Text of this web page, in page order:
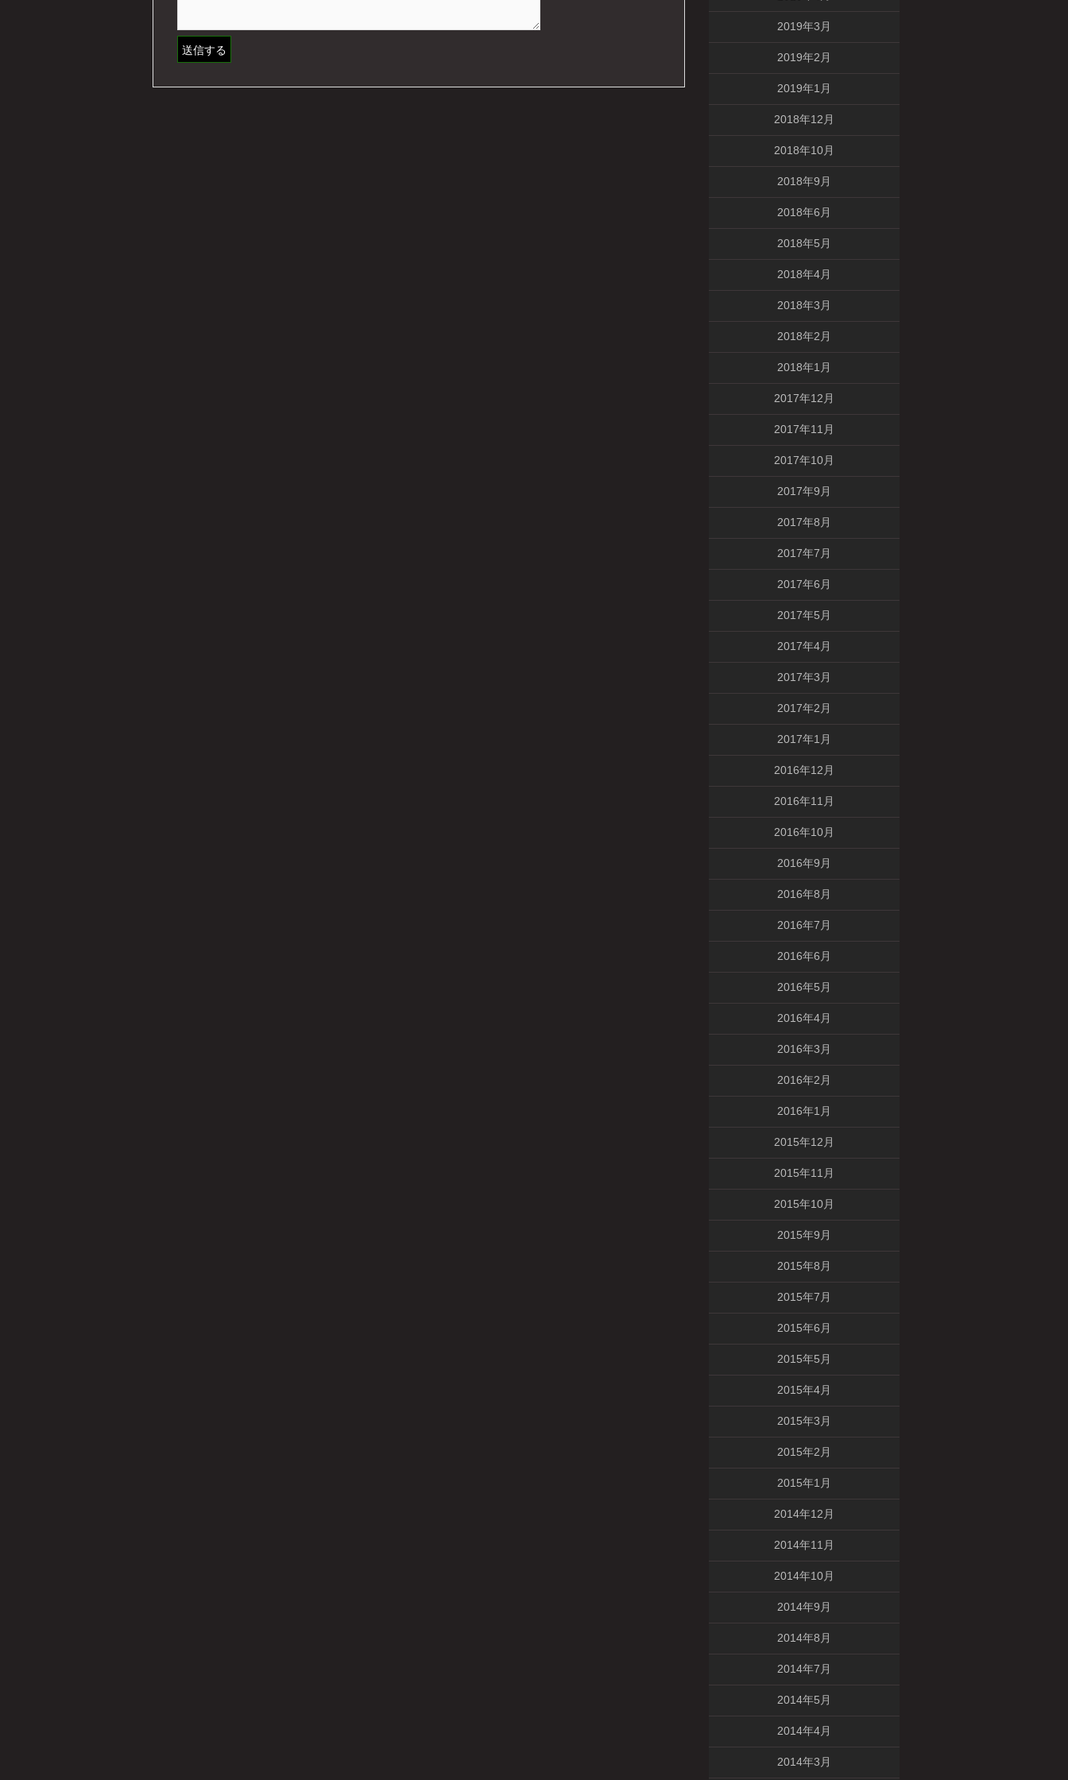
2019年3月
2019年2月
2019年1月
2018年12月
2018年10月
2018年9月
2018年6月
2018年5月
2018年4月
2018年3月
2018年2月
2018年1月
2017年12月
2017年11月
2017年10月
2017年9月
2017年8月
2017年7月
2017年6月
2017年5月
2017年4月
2017年3月
2017年2月
2017年1月
2016年12月
2016年11月
2016年10月
2016年9月
2016年8月
2016年7月
2016年6月
2016年5月
2016年4月
2016年3月
2016年2月
2016年1月
2015年12月
2015年11月
2015年10月
2015年9月
2015年8月
2015年7月
2015年6月
2015年5月
2015年4月
2015年3月
2015年2月
2015年1月
2014年12月
2014年11月
2014年10月
2014年9月
2014年8月
2014年7月
2014年5月
2014年4月
2014年3月